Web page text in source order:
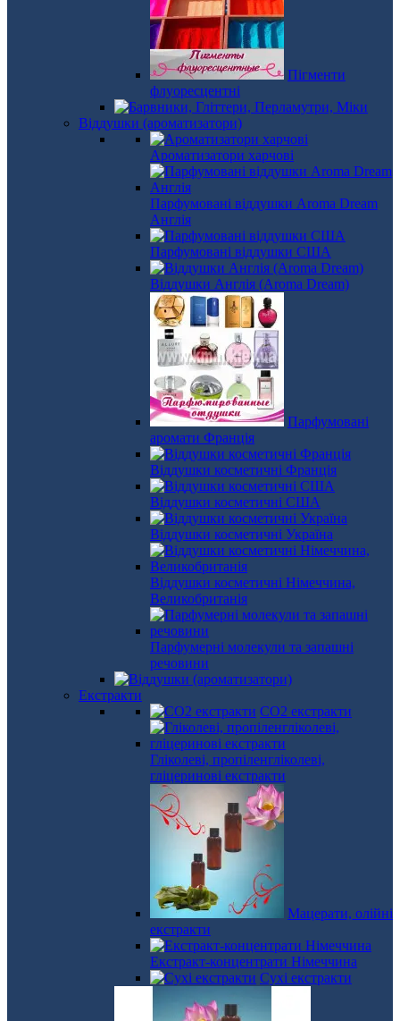
Пігменти
флуоресцентні
Віддушки (ароматизатори)
Ароматизатори харчові
Парфумовані віддушки Aroma Dream
Англія
Парфумовані віддушки США
Віддушки Англія (Aroma Dream)
Парфумовані
аромати Франція
Віддушки косметичні Франція
Віддушки косметичні США
Віддушки косметичні Україна
Віддушки косметичні Німеччина,
Великобританія
Парфумерні молекули та запашні
речовини
Екстракти
СО2 екстракти
Гліколеві, пропіленгліколеві,
гліцеринові екстракти
Мацерати, олійні
екстракти
Екстракт-концентрати Німеччина
Сухі екстракти